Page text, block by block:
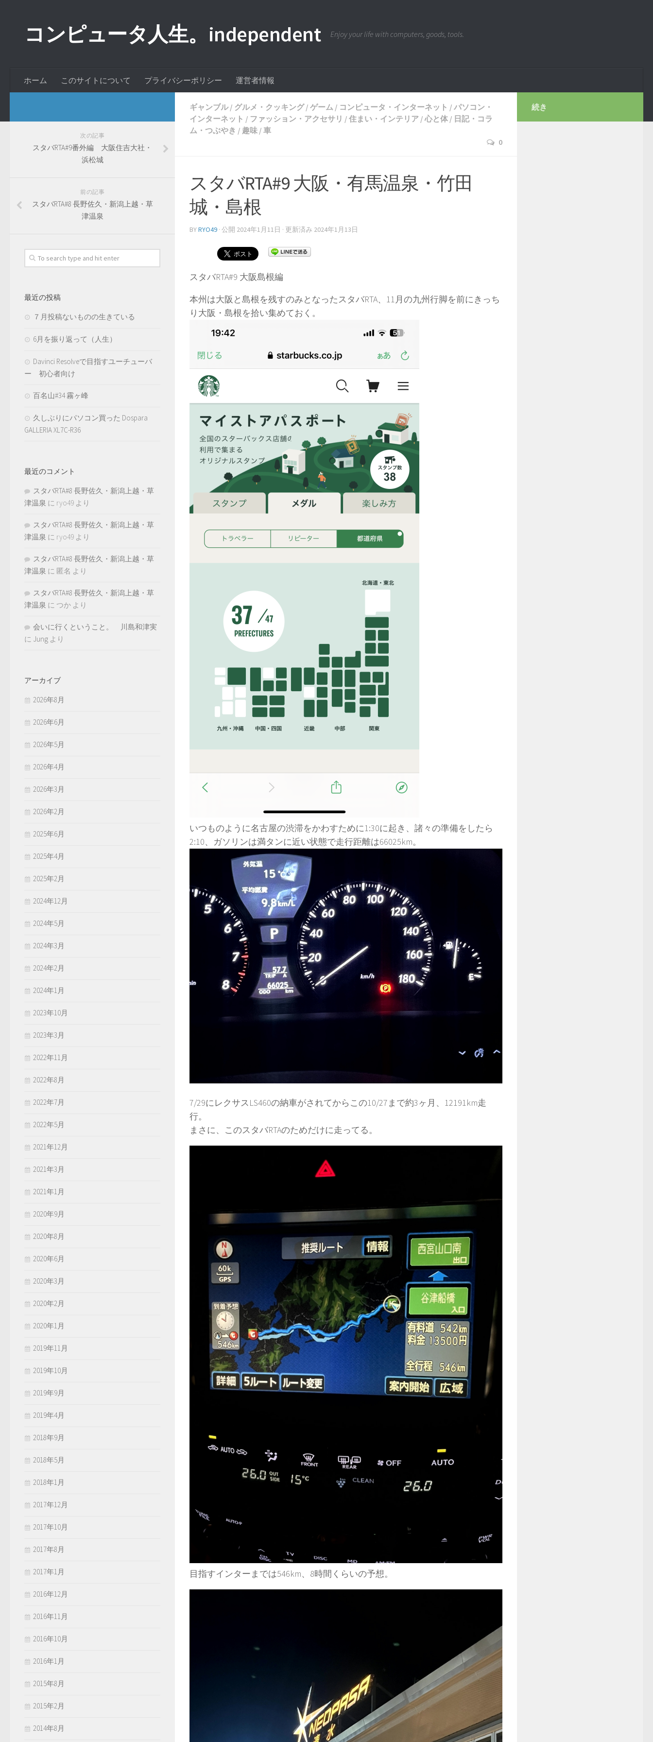
コンピュータ人生。independent Enjoy your life with computers, goods, tools.
ホーム このサイトについて プライバシーポリシー 運営者情報
ギャンブル / グルメ・クッキング / ゲーム / コンピュータ・インターネット / パソコン・
インターネット / ファッション・アクセサリ / 住まい・インテリア / 心と体 / 日記・コラ
ム・つぶやき / 趣味 / 車
0
スタバRTA#9 大阪・有馬温泉・竹田
城・島根
BYRYO49 · 公開 2024年1月11日 · 更新済み 2024年1月13日
スタバRTA#9 大阪島根編
本州は大阪と島根を残すのみとなったスタバRTA、11月の九州行脚を前にきっち
り大阪・島根を拾い集めておく。
いつものように名古屋の渋滞をかわすために1:30に起き、諸々の準備をしたら
2:10、ガソリンは満タンに近い状態で走行距離は66025km。
7/29にレクサスLS460の納車がされてからこの10/27まで約3ヶ月、12191km走
行。
まさに、このスタバRTAのためだけに走ってる。
目指すインターまでは546km、8時間くらいの予想。
次の記事
スタバRTA#9番外編 大阪住吉大社・
浜松城
前の記事
スタバRTA#8 長野佐久・新潟上越・草
津温泉
最近の投稿
７月投稿ないものの生きている
6月を振り返って（人生）
Davinci Resolveで目指すユーチューバ
ー 初心者向け
百名山#34 霧ヶ峰
久しぶりにパソコン買った Dospara
GALLERIA XL7C-R36
最近のコメント
スタバRTA#8 長野佐久・新潟上越・草
津温泉 に ryo49 より
スタバRTA#8 長野佐久・新潟上越・草
津温泉 に ryo49 より
スタバRTA#8 長野佐久・新潟上越・草
津温泉 に 匿名 より
スタバRTA#8 長野佐久・新潟上越・草
津温泉 に つか より
会いに行くということ。 川島和津実
に Jung より
アーカイブ
2026年8月
2026年6月
2026年5月
2026年4月
2026年3月
2026年2月
2025年6月
2025年4月
2025年2月
2024年12月
2024年5月
2024年3月
2024年2月
2024年1月
2023年10月
2023年3月
2022年11月
2022年8月
2022年7月
2022年5月
2021年12月
2021年3月
2021年1月
2020年9月
2020年8月
2020年6月
2020年3月
2020年2月
2020年1月
2019年11月
2019年10月
2019年9月
2019年4月
2018年9月
2018年5月
2018年1月
2017年12月
2017年10月
2017年8月
2017年1月
2016年12月
2016年11月
2016年10月
2016年1月
2015年8月
2015年2月
2014年8月
続き